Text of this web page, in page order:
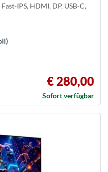
IPS, HDMI, DP, USB-C,
€ 280,00
Sofort verfügbar